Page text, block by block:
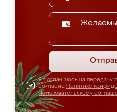
Я соглашаюсь на передачу
согласно Политике
Пользовательскому